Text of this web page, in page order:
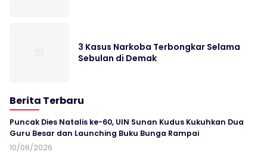
3 Kasus Narkoba Terbongkar Selama
Sebulan di Demak
Berita Terbaru
Puncak Dies Natalis ke-60, UIN Sunan Kudus Kukuhkan Dua
Guru Besar dan Launching Buku Bunga Rampai
10/08/2026